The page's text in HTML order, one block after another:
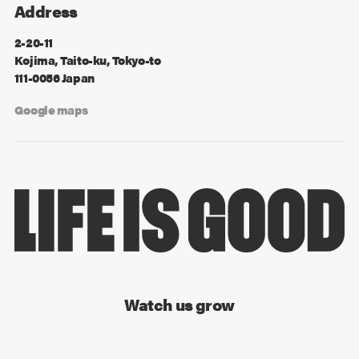
Address
2-20-11
Kojima, Taito-ku, Tokyo-to
111-0056 Japan
Google maps
Watch us grow